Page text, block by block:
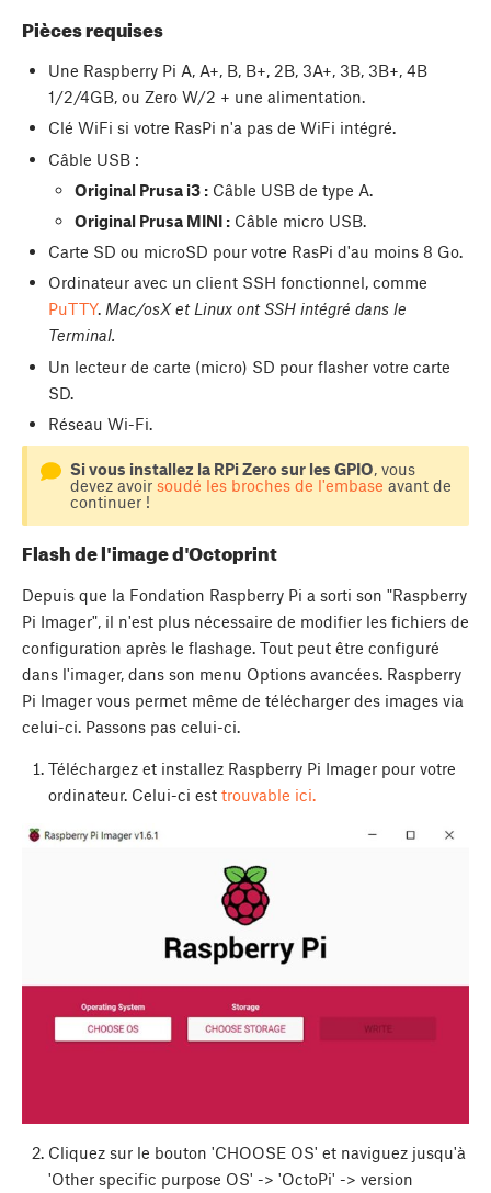
Pièces requises
Une Raspberry Pi A, A+, B, B+, 2B, 3A+, 3B, 3B+, 4B
1/2/4GB, ou Zero W/2 + une alimentation.
Clé WiFi si votre RasPi n'a pas de WiFi intégré.
Câble USB :
Original Prusa i3 :Câble USB de type A.
Original Prusa MINI :Câble micro USB.
Carte SD ou microSD pour votre RasPi d'au moins 8 Go.
Ordinateur avec un client SSH fonctionnel, comme
PuTTY. Mac/osX et Linux ont SSH intégré dans le
Terminal.
Un lecteur de carte (micro) SD pour flasher votre carte
SD.
Réseau Wi-Fi.
Si vous installez la RPi Zero sur les GPIO, vous
devez avoir soudé les broches de l'embase avant de
continuer !
Flash de l'image d'Octoprint
Depuis que la Fondation Raspberry Pi a sorti son "Raspberry
Pi Imager", il n'est plus nécessaire de modifier les fichiers de
configuration après le flashage. Tout peut être configuré
dans l'imager, dans son menu Options avancées. Raspberry
Pi Imager vous permet même de télécharger des images via
celui-ci. Passons pas celui-ci.
Téléchargez et installez Raspberry Pi Imager pour votre
ordinateur. Celui-ci est trouvable ici.
Cliquez sur le bouton 'CHOOSE OS' et naviguez jusqu'à
'Other specific purpose OS' -> 'OctoPi' -> version